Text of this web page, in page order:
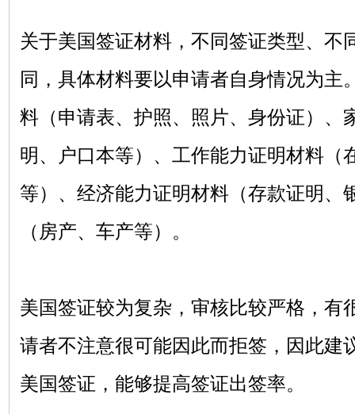
关于美国签证材料，不同签证类型、不
同，具体材料要以申请者自身情况为主
料（申请表、护照、照片、身份证）、
明、户口本等）、工作能力证明材料（
等）、经济能力证明材料（存款证明、
（房产、车产等）。
美国签证较为复杂，审核比较严格，有
请者不注意很可能因此而拒签，因此建
美国签证，能够提高签证出签率。